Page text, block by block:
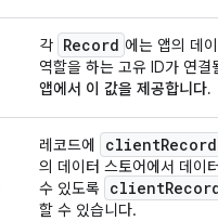
각 Record 에는 앱의 데
역할을 하는 고유 ID가 연결
앱에서 이 값을 제공합니다.
레코드에 clientRecord
의 데이터 스토어에서 데이
수 있도록 client
할 수 있습니다.